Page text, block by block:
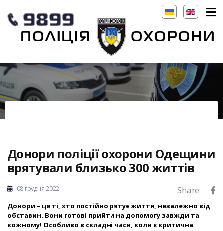
Донори поліції охорони Одещини
врятували близько 300 життів
08 грудня 2022 Share
Донори – це ті, хто постійно рятує життя, незалежно від
обставин. Вони готові прийти на допомогу завжди та
кожному! Особливо в складні часи, коли є критична